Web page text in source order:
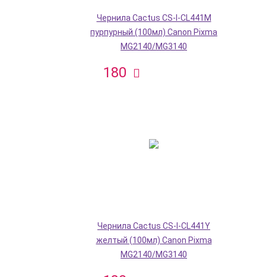
Чернила Cactus CS-I-CL441M
пурпурный (100мл) Canon Pixma
MG2140/MG3140
180
Чернила Cactus CS-I-CL441Y
желтый (100мл) Canon Pixma
MG2140/MG3140